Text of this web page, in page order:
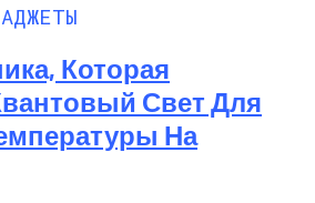
Которая
Свет Для
На